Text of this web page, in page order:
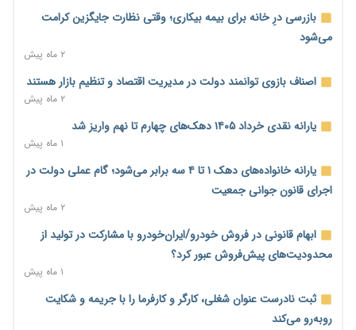
امسال گسترده‌تر می‌شود
۲۰ ساعت پیش
مطالبه کارگران جنوب برای پرداخت «حق جنگ»؛ از نفت و گاز تا
شبکه برق
۲۰ ساعت پیش
حساب‌های شرکت ملی نفت در بانک صنعت و معدن مسدود شد؛
بدهی یک میلیارد دلاری
درآمد کارگزاری‌ها چقدر است؟ کانون کارگزاران اعداد منتشرشده در
فضای مجازی را تکذیب کرد
بیکاری ۷ درصدی روی کاغذ؛ آیا در واقعیت هم این چنین است؟
روز خبرنگار؛ مطالبه‌ای فراتر از تبریک برای پاسداشت حقیقت و
امنیت شغلی
بازرسی درِ خانه برای بیمه بیکاری؛ وقتی نظارت جایگزین کرامت
می‌شود
۲ ماه پیش
اصناف بازوی توانمند دولت در مدیریت اقتصاد و تنظیم بازار هستند
۲ ماه پیش
یارانه نقدی خرداد ۱۴۰۵ دهک‌های چهارم تا نهم واریز شد
۱ ماه پیش
یارانه خانواده‌های دهک ۱ تا ۴ سه برابر می‌شود؛ گام عملی دولت در
اجرای قانون جوانی جمعیت
۲ ماه پیش
ابهام قانونی در فروش خودرو/ایران‌خودرو با مشارکت در تولید از
محدودیت‌های پیش‌فروش عبور کرد؟
۱ ماه پیش
ثبت نادرست عنوان شغلی، کارگر و کارفرما را با جریمه و شکایت
روبه‌رو می‌کند